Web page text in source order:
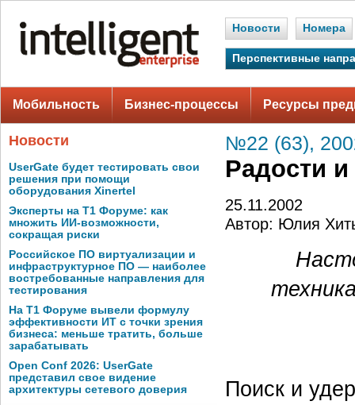
Новости Номера
Перспективные
Мобильность Бизнес-процессы Ресурсы
Новости
UserGate будет тестировать свои
решения при помощи
оборудования Xinertel
Эксперты на Т1 Форуме: как
множить ИИ-возможности,
сокращая риски
Российское ПО виртуализации и
инфраструктурное ПО — наиболее
востребованные направления для
тестирования
На Т1 Форуме вывели формулу
эффективности ИТ с точки зрения
бизнеса: меньше тратить, больше
зарабатывать
Open Conf 2026: UserGate
представил свое видение
архитектуры сетевого доверия
№22 (63),
Радости
25.11.2002
Автор: Юлия
Поиск и